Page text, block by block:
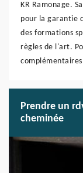
KR Ramonage.
pour la garantie
des formations
règles de l'art.
Prendre un
cheminée